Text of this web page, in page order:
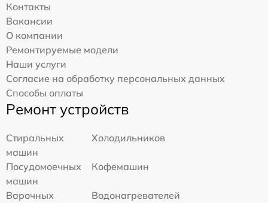
Контакты
Вакансии
О компании
Ремонтируемые модели
Наши услуги
Согласие на обработку персональных данных
Способы оплаты
Ремонт устройств
Стиральных
машин
Холодильников
Посудомоечных
машин
Кофемашин
Варочных
Водонагревателей